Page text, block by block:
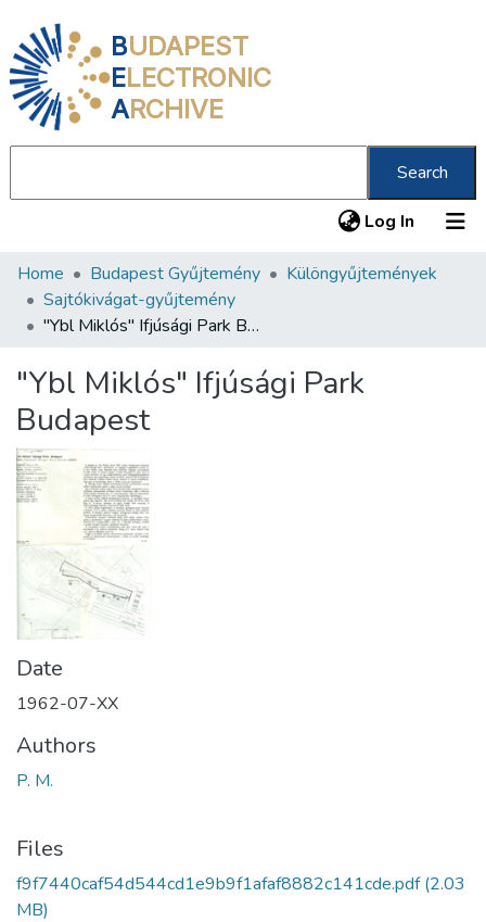
BUDAPEST
ELECTRONIC
ARCHIVE
Search
Log In (current)
Communities & Collections
All of DSpace
About us
Home Budapest Gyűjtemény
Különgyűjtemények
Sajtókivágat-gyűjtemény
"Ybl Miklós" Ifjúsági Park Budapest
"Ybl Miklós" Ifjúsági Park
Budapest
Date
1962-07-XX
Authors
P. M.
Files
f9f7440caf54d544cd1e9b9f1afaf8882c141cde.pdf(2.03
MB)